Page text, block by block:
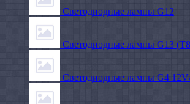
Светодиодные лампы G12
Светодиодные лампы G13
Светодиодные лампы G4